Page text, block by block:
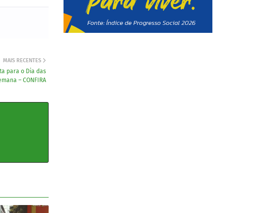
MAIS RECENTES
para o Dia das
– CONFIRA